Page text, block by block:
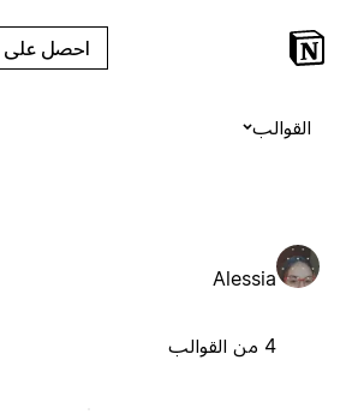
احصل على Notion مجاناً
القوالب
Alessia